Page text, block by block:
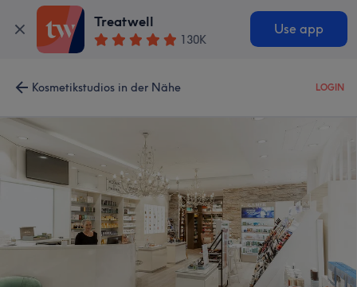
Treatwell
130K
Use app
Kosmetikstudios in der Nähe LOGIN